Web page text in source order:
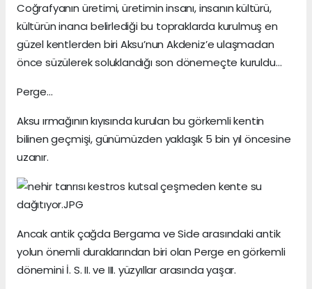
Coğrafyanın üretimi, üretimin insanı, insanın kültürü,
kültürün inancı belirlediği bu topraklarda kurulmuş en
güzel kentlerden biri Aksu’nun Akdeniz’e ulaşmadan
önce süzülerek soluklandığı son dönemeçte kuruldu…
Perge…
Aksu ırmağının kıyısında kurulan bu görkemli kentin
bilinen geçmişi, günümüzden yaklaşık 5 bin yıl öncesine
uzanır.
Ancak antik çağda Bergama ve Side arasındaki antik
yolun önemli duraklarından biri olan Perge en görkemli
dönemini İ. S. II. ve III. yüzyıllar arasında yaşar.